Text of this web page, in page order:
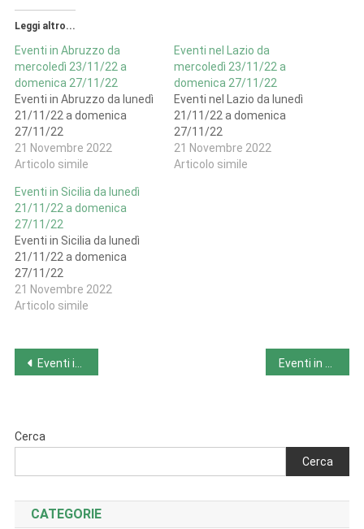
Leggi altro...
Eventi in Abruzzo da
mercoledì 23/11/22 a
domenica 27/11/22
Eventi in Abruzzo da lunedì
21/11/22 a domenica
27/11/22
21 Novembre 2022
Articolo simile
Eventi nel Lazio da
mercoledì 23/11/22 a
domenica 27/11/22
Eventi nel Lazio da lunedì
21/11/22 a domenica
27/11/22
21 Novembre 2022
Articolo simile
Eventi in Sicilia da lunedì
21/11/22 a domenica
27/11/22
Eventi in Sicilia da lunedì
21/11/22 a domenica
27/11/22
21 Novembre 2022
Articolo simile
Navigazione
Eventi in Lombardia da mercoledì 23/11/22 a domenica 27/11/22
Cerca
Cerca
CATEGORIE